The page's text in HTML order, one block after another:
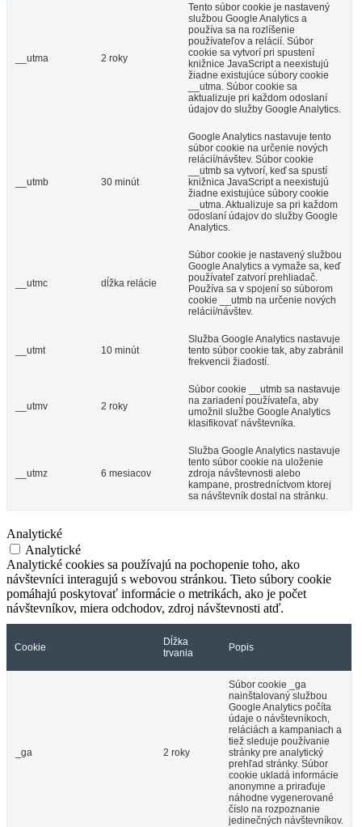
__utma 2 roky
Tento súbor cookie je nastavený
službou Google Analytics a
používa sa na rozlíšenie
používateľov a relácií. Súbor
cookie sa vytvorí pri spustení
knižnice JavaScript a neexistujú
žiadne existujúce súbory cookie
__utma. Súbor cookie sa
aktualizuje pri každom odoslaní
údajov do služby Google Analytics.
__utmb 30 minút
Google Analytics nastavuje tento
súbor cookie na určenie nových
relácií/návštev. Súbor cookie
__utmb sa vytvorí, keď sa spustí
knižnica JavaScript a neexistujú
žiadne existujúce súbory cookie
__utma. Aktualizuje sa pri každom
odoslaní údajov do služby Google
Analytics.
__utmc dĺžka relácie
Súbor cookie je nastavený službou
Google Analytics a vymaže sa, keď
používateľ zatvorí prehliadač.
Používa sa v spojení so súborom
cookie __utmb na určenie nových
relácií/návštev.
__utmt 10 minút
Služba Google Analytics nastavuje
tento súbor cookie tak, aby zabránil
frekvencii žiadostí.
__utmv 2 roky
Súbor cookie __utmb sa nastavuje
na zariadení používateľa, aby
umožnil službe Google Analytics
klasifikovať návštevníka.
__utmz 6 mesiacov
Služba Google Analytics nastavuje
tento súbor cookie na uloženie
zdroja návštevnosti alebo
kampane, prostredníctvom ktorej
sa návštevník dostal na stránku.
Analytické
Analytické
Analytické cookies sa používajú na pochopenie toho, ako
návštevníci interagujú s webovou stránkou. Tieto súbory cookie
pomáhajú poskytovať informácie o metrikách, ako je počet
návštevníkov, miera odchodov, zdroj návštevnosti atď.
Cookie
Dĺžka
trvania
Popis
_ga 2 roky
Súbor cookie _ga
nainštalovaný službou
Google Analytics počíta
údaje o návštevníkoch,
reláciách a kampaniach a
tiež sleduje používanie
stránky pre analytický
prehľad stránky. Súbor
cookie ukladá informácie
anonymne a priraďuje
náhodne vygenerované
číslo na rozpoznanie
jedinečných návštevníkov.